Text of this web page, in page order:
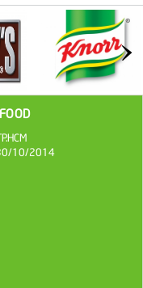
BIÊN HÒA 1KG
Khê bao 50kg
VND
PET Hũ 450g
Thuỷ Tinh 150g
4,9L
10/2014